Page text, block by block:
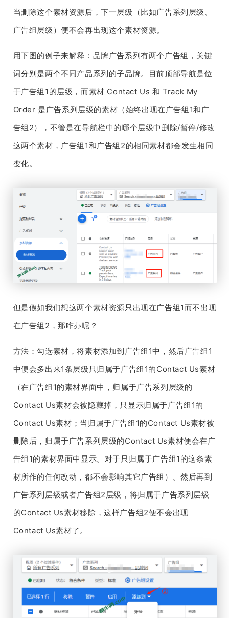
当删除这个素材资源后，下一层级（比如广告系列层级、
广告组层级）便不会再出现这个素材资源。
用下图的例子来解释：品牌广告系列有两个广告组，关键
词分别是两个不同产品系列的子品牌。目前顶部导航是位
于广告组1的层级，而素材 Contact Us 和 Track My
Order 是广告系列层级的素材（始终出现在广告组1和广
告组2），不管是在导航栏中的哪个层级中删除/暂停/修改
这两个素材，广告组1和广告组2的相同素材都会发生相同
变化。
但是假如我们想这两个素材资源只出现在广告组1而不出现
在广告组2，那咋办呢？
方法：勾选素材，将素材添加到广告组1中，然后广告组1
中便会多出来1条层级只归属于广告组1的Contact Us素材
（在广告组1的素材界面中，归属于广告系列层级的
Contact Us素材会被隐藏掉，只显示归属于广告组1的
Contact Us素材；当归属于广告组1的Contact Us素材被
删除后，归属于广告系列层级的Contact Us素材便会在广
告组1的素材界面中显示。对于只归属于广告组1的这条素
材所作的任何改动，都不会影响其它广告组）。然后再到
广告系列层级或者广告组2层级，将归属于广告系列层级
的Contact Us素材移除，这样广告组2便不会出现
Contact Us素材了。